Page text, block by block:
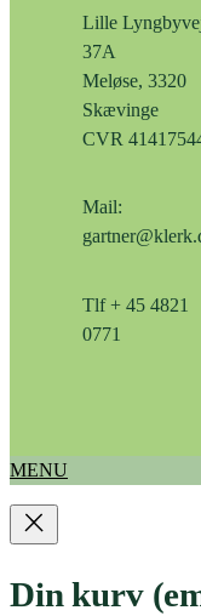
Lille
37A
Meløse, 3320
Skævinge
CVR
Mail:
Tlf + 45 4821
0771
MENU
Din kurv